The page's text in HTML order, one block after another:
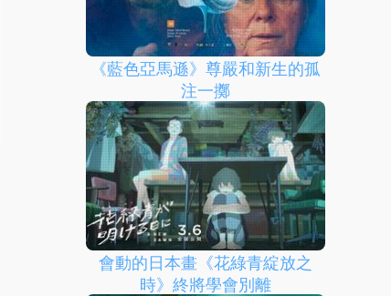
《藍色亞馬遜》尊嚴和新生的孤
注一擲
會動的日本畫《花綠青綻放之
時》終將學會別離